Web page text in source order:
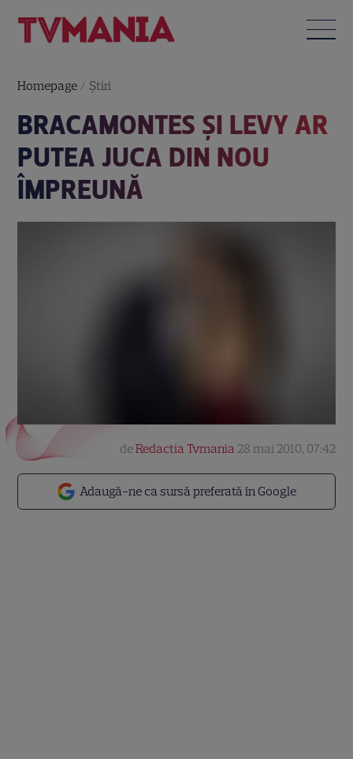
Homepage / Știri
BRACAMONTES ŞI LEVY AR
PUTEA JUCA DIN NOU
ÎMPREUNĂ
Adaugă-ne ca sursă preferată în Google
deRedactia Tvmania 28 mai 2010, 07:42